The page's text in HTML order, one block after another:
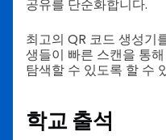
공유를 단순화합니다.
최고의 QR 코드 생성기
생들이 빠른 스캔을 통
탐색할 수 있도록 할 수
학교 출석